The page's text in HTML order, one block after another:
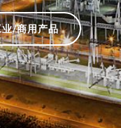
业/商用产品